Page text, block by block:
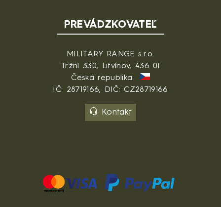
PREVÁDZKOVATEĽ
MILITARY RANGE s.r.o.
Tržní 330, Litvínov, 436 01
Česká republika
IČ: 28719166, DIČ: CZ28719166
Kontakt